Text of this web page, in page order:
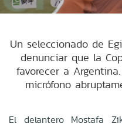
Un seleccionado de
denunciar que la
favorecer a
micrófono
El delantero Mostafa